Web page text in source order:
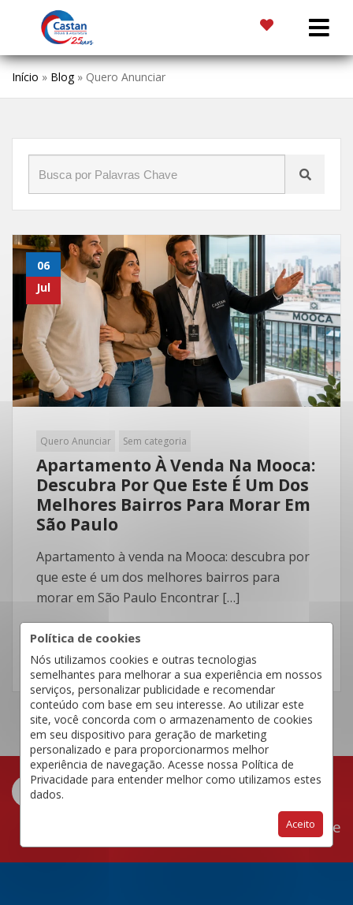
Início » Blog» Quero Anunciar
Política de cookies
Nós utilizamos cookies e outras tecnologias
semelhantes para melhorar a sua experiência em nossos
serviços, personalizar publicidade e recomendar
conteúdo com base em seu interesse. Ao utilizar este
site, você concorda com o armazenamento de cookies
em seu dispositivo para geração de marketing
personalizado e para proporcionarmos melhor
experiência de navegação. Acesse nossa Política de
Privacidade para entender melhor como utilizamos estes
dados.
Aceito
06
Jul
Quero Anunciar Sem categoria
Apartamento À Venda Na Mooca:
Descubra Por Que Este É Um Dos
Melhores Bairros Para Morar Em
São Paulo
Apartamento à venda na Mooca: descubra por
que este é um dos melhores bairros para
morar em São Paulo Encontrar […]
LEIA MAIS
Área do Cliente